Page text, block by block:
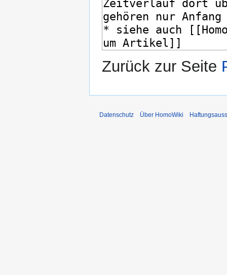
Zurück zur Seite
Datenschutz Über HomoWiki